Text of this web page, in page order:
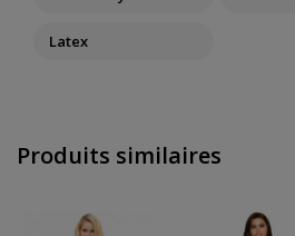
Latex
Produits similaires